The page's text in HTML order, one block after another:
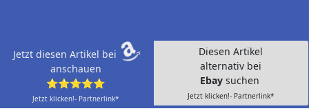
Jetzt diesen Artikel bei
anschauen
⭐⭐⭐⭐⭐
Jetzt klicken!- Partnerlink*
Diesen Artikel
alternativ bei
Ebay suchen
Jetzt klicken!- Partnerlink*